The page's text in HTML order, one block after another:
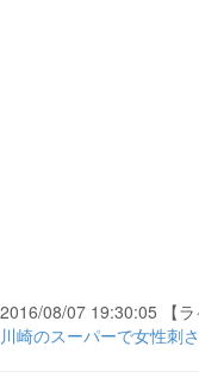
2016/08/07 19:30:05 【ラ
川崎のスーパーで女性刺